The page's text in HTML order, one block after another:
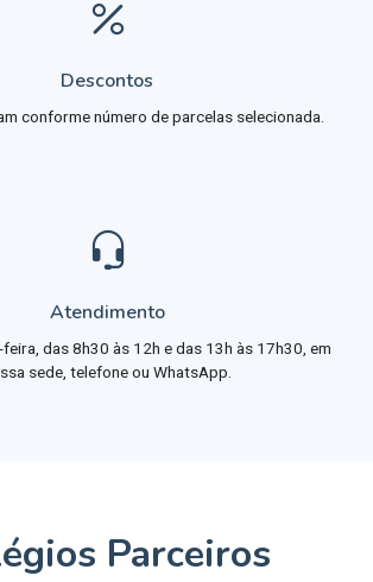
Descontos
conforme número de parcelas selecionada.
Atendimento
das 8h30 às 12h e das 13h às 17h30, em
sede, telefone ou WhatsApp.
Parceiros